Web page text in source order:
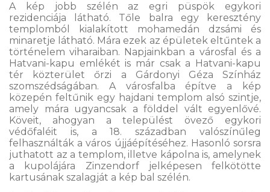
A kép jobb szélén az egri püspök egykori
rezidenciája látható. Tőle balra egy keresztény
templomból kialakított mohamedán dzsámi és
minaretje látható. Mára ezek az épületek eltűntek a
történelem viharaiban. Napjainkban a városfal és a
Hatvani-kapu emlékét is már csak a Hatvani-kapu
tér közterület őrzi a Gárdonyi Géza Színház
szomszédságában. A városfalba építve a kép
közepén feltűnik egy hajdani templom alsó szintje,
amely mára ugyancsak a földdel vált egyenlővé.
Köveit, ahogyan a települést övező egykori
védőfaléit is, a 18. században valószínűleg
felhasználták a város újjáépítéséhez. Hasonló sorsra
juthatott az a templom, illetve kápolna is, amelynek
a kupolájára Zinzendorf jelképesen felkötötte
kartusának szalagját a kép bal szélén.